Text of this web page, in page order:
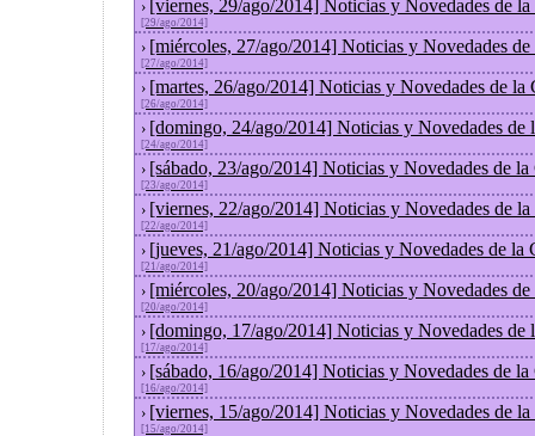
› [viernes, 29/ago/2014] Noticias y Novedades de
[29/ago/2014]
› [miércoles, 27/ago/2014] Noticias y Novedades
[27/ago/2014]
› [martes, 26/ago/2014] Noticias y Novedades de la
[26/ago/2014]
› [domingo, 24/ago/2014] Noticias y Novedades de
[24/ago/2014]
› [sábado, 23/ago/2014] Noticias y Novedades de
[23/ago/2014]
› [viernes, 22/ago/2014] Noticias y Novedades de
[22/ago/2014]
› [jueves, 21/ago/2014] Noticias y Novedades de la
[21/ago/2014]
› [miércoles, 20/ago/2014] Noticias y Novedades
[20/ago/2014]
› [domingo, 17/ago/2014] Noticias y Novedades de
[17/ago/2014]
› [sábado, 16/ago/2014] Noticias y Novedades de
[16/ago/2014]
› [viernes, 15/ago/2014] Noticias y Novedades de
[15/ago/2014]